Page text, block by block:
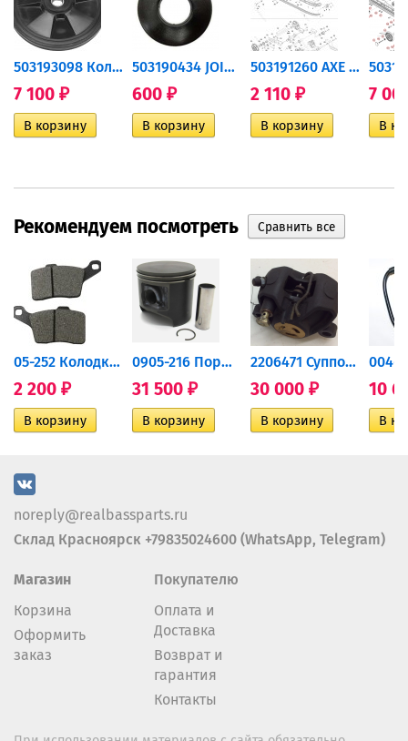
503193098 Колесо заднее...
7 100 ₽
503190434 JOINT...
600 ₽
503191260 AXE COURROIE...
2 110 ₽ 7
Рекомендуем посмотреть
05-252 Колодки тормозные...
2 200 ₽
0905-216 Поршень Arctic Cat...
31 500 ₽
2206471 Суппорт тормозной...
30 000 ₽ 10
noreply@realbassparts.ru
Склад Красноярск +79835024600 (WhatsApp, Telegram)
Магазин
Корзина
Оформить
заказ
Покупателю
Оплата и
Доставка
Возврат и
гарантия
Контакты